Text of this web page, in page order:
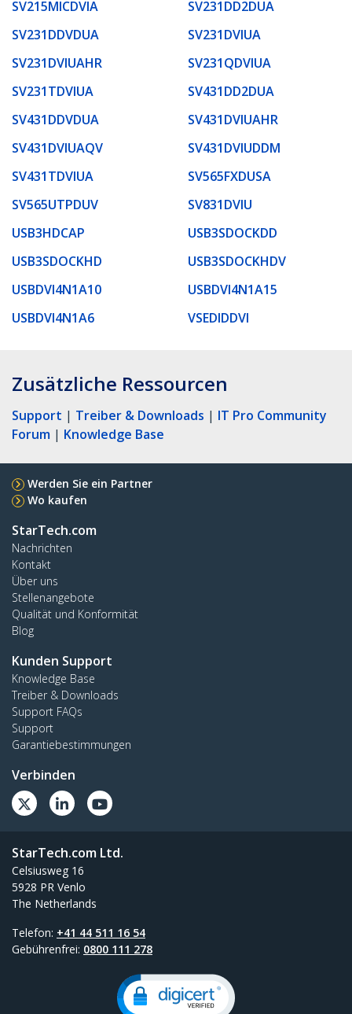
SV215MICDVIA
SV231DD2DUA
SV231DDVDUA
SV231DVIUA
SV231DVIUAHR
SV231QDVIUA
SV231TDVIUA
SV431DD2DUA
SV431DDVDUA
SV431DVIUAHR
SV431DVIUAQV
SV431DVIUDDM
SV431TDVIUA
SV565FXDUSA
SV565UTPDUV
SV831DVIU
USB3HDCAP
USB3SDOCKDD
USB3SDOCKHD
USB3SDOCKHDV
USBDVI4N1A10
USBDVI4N1A15
USBDVI4N1A6
VSEDIDDVI
Zusätzliche Ressourcen
Support | Treiber & Downloads | IT Pro Community
Forum | Knowledge Base
Werden Sie ein Partner
Wo kaufen
StarTech.com
Nachrichten
Kontakt
Über uns
Stellenangebote
Qualität und Konformität
Blog
Kunden Support
Knowledge Base
Treiber & Downloads
Support FAQs
Support
Garantiebestimmungen
Verbinden
StarTech.com Ltd.
Celsiusweg 16
5928 PR Venlo
The Netherlands
Telefon: +41 44 511 16 54
Gebührenfrei: 0800 111 278